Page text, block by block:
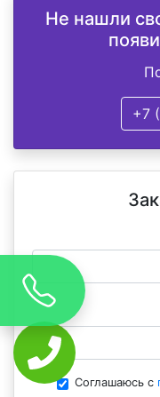
Не нашли
+7
Соглашаюсь с